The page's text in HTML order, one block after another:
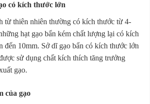
có kích thước lớn
từ thiên nhiên thường có kích thước từ 4-
hạt gạo bẩn kém chất lượng lại có kích
đến 10mm. Sở dĩ gạo bẩn có kích thước lớn
sử dụng chất kích thích tăng trưởng
gạo.
của gạo